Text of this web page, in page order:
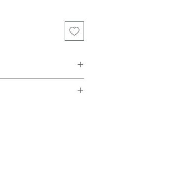
無料です。